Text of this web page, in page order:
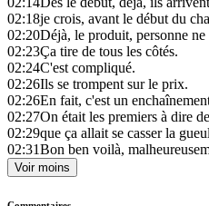
02:18je crois, avant le début du
02:20Déjà, le produit, personne ne
02:23Ça tire de tous les côtés.
02:24C'est compliqué.
02:26Ils se trompent sur le prix.
02:26En fait, c'est un
02:27On était les premiers à dire
02:29que ça allait se casser la
02:31Bon ben voilà,
Voir moins